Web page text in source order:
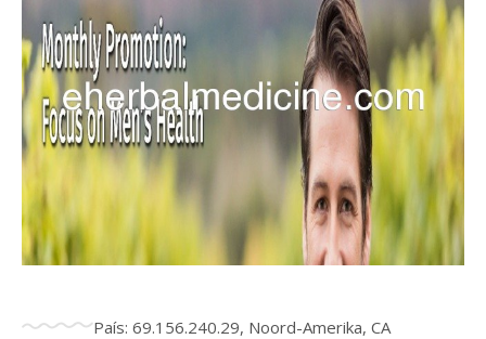
País: 69.156.240.29, Noord-Amerika, CA